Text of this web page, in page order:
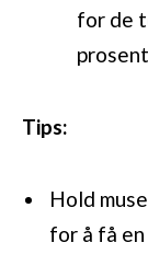
for de
Tips:
Hold
for å få